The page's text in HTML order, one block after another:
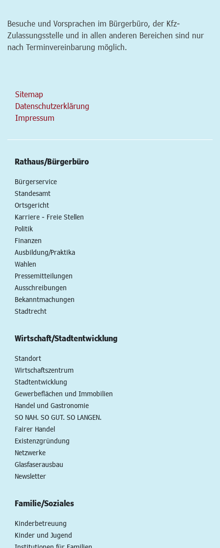
Besuche und Vorsprachen im Bürgerbüro, der Kfz-
Zulassungsstelle und in allen anderen Bereichen sind nur
nach Terminvereinbarung möglich.
Sitemap
Datenschutzerklärung
Impressum
Rathaus/Bürgerbüro
Bürgerservice
Standesamt
Ortsgericht
Karriere - Freie Stellen
Politik
Finanzen
Ausbildung/Praktika
Wahlen
Pressemitteilungen
Ausschreibungen
Bekanntmachungen
Stadtrecht
Wirtschaft/Stadtentwicklung
Standort
Wirtschaftszentrum
Stadtentwicklung
Gewerbeflächen und Immobilien
Handel und Gastronomie
SO NAH. SO GUT. SO LANGEN.
Fairer Handel
Existenzgründung
Netzwerke
Glasfaserausbau
Newsletter
Familie/Soziales
Kinderbetreuung
Kinder und Jugend